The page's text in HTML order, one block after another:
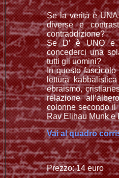
Se la verità è
diverse e
contraddizione?
Se D’ è UNO e
concederci una
tutti gli uomini?
In questo
lettura
ebraismo,
relazione
colonne secondo il
Rav Elihau Munk e
Vai al quadro
Prezzo: 14 euro